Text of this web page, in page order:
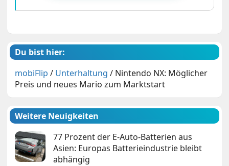
Du bist hier:
mobiFlip / Unterhaltung / Nintendo NX: Möglicher
Preis und neues Mario zum Marktstart
Weitere Neuigkeiten
77 Prozent der E-Auto-Batterien aus
Asien: Europas Batterieindustrie bleibt
abhängig